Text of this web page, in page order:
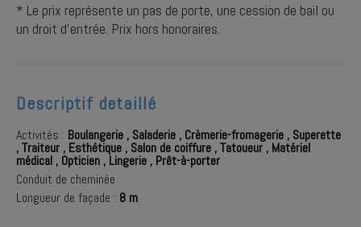
* Le prix représente un pas de porte, une cession de bail ou
un droit d'entrée. Prix hors honoraires.
Descriptif detaillé
Activités : Boulangerie , Saladerie , Crèmerie-fromagerie , Superette
,Traiteur , Esthétique , Salon de coiffure ,Tatoueur , Matériel
médical , Opticien , Lingerie , Prêt-à-porter
Conduit de cheminée
Longueur de façade : 8 m